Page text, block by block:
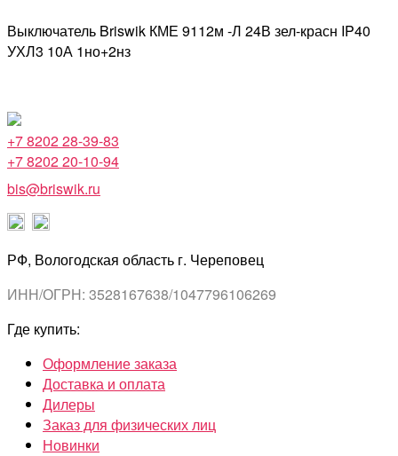
Выключатель Briswik КМЕ 9112м -Л 24В зел-красн IP40
УХЛ3 10А 1но+2нз
+7 8202 28-39-83
+7 8202 20-10-94
bis@briswik.ru
РФ, Вологодская область г. Череповец
ИНН/ОГРН: 3528167638/1047796106269
Где купить:
Оформление заказа
Доставка и оплата
Дилеры
Заказ для физических лиц
Новинки